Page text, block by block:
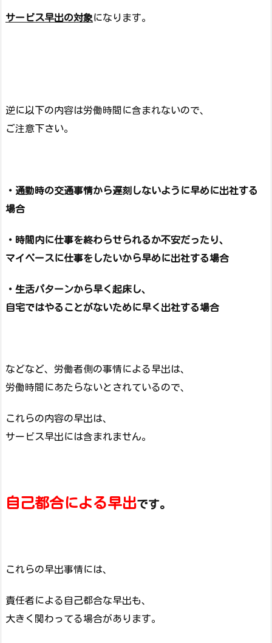
サービス早出の対象になります。
逆に以下の内容は労働時間に含まれないので、
ご注意下さい。
・通勤時の交通事情から遅刻しないように早めに出社する
場合
・時間内に仕事を終わらせられるか不安だったり、
マイペースに仕事をしたいから早めに出社する場合
・生活パターンから早く起床し、
自宅ではやることがないために早く出社する場合
などなど、労働者側の事情による早出は、
労働時間にあたらないとされているので、
これらの内容の早出は、
サービス早出には含まれません。
自己都合による早出です。
これらの早出事情には、
責任者による自己都合な早出も、
大きく関わってる場合があります。